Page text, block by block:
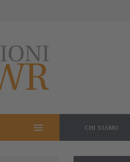
 CHI SIAMO